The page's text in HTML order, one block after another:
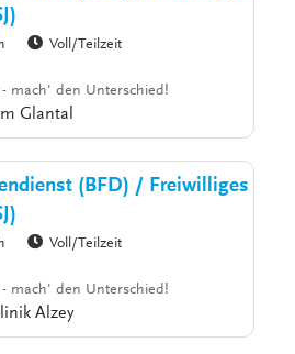
Voll/Teilzeit
mach' den Unterschied!
Glantal
(BFD) / Freiwilliges
Voll/Teilzeit
mach' den Unterschied!
Alzey